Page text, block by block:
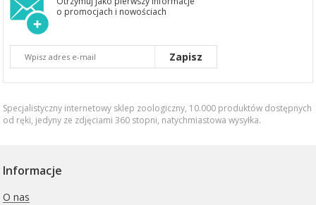
o promocjach i nowościach
Zapisz
Specjalistyczny internetowy sklep zoologiczny, 10.000 produktów dostępnych
od ręki, jedyny ze zdjęciami 360 stopni, natychmiastowa wysyłka.
Informacje
O nas